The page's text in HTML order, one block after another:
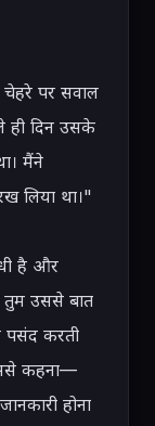
पर सवाल
ही दिन उसके
मैंने
लिया था।"
है और
तुम उससे बात
पसंद करती
कहना—
होना